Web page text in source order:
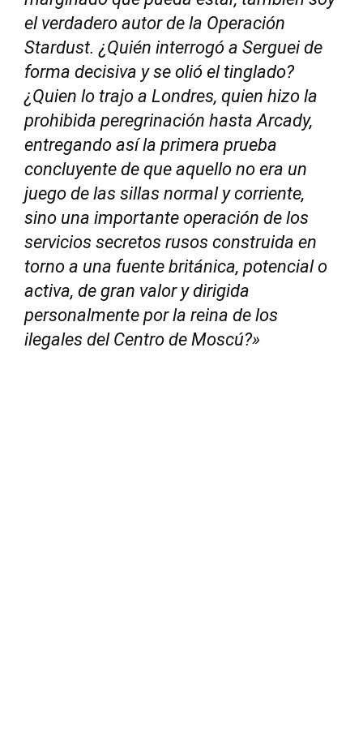
el verdadero autor de la Operación
Stardust. ¿Quién interrogó a Serguei de
forma decisiva y se olió el tinglado?
¿Quien lo trajo a Londres, quien hizo la
prohibida peregrinación hasta Arcady,
entregando así la primera prueba
concluyente de que aquello no era un
juego de las sillas normal y corriente,
sino una importante operación de los
servicios secretos rusos construida en
torno a una fuente británica, potencial o
activa, de gran valor y dirigida
personalmente por la reina de los
ilegales del Centro de Moscú?»